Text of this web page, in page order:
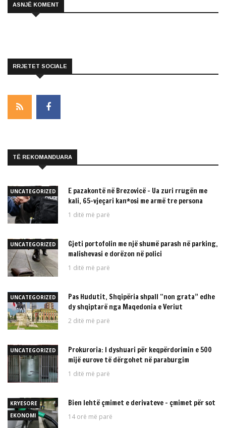
ASNJË KOMENT
RRJETET SOCIALE
TË REKOMANDUARA
UNCATEGORIZED
E pazakontë në Brezovicë – Ua zuri rrugën me
kali, 65-vjeçari kan*osi me armë tre persona
1 ditë më parë
UNCATEGORIZED
Gjeti portofolin me një shumë parash në parking,
malishevasi e dorëzon në polici
1 ditë më parë
UNCATEGORIZED
Pas Hudutit, Shqipëria shpall “non grata” edhe
dy shqiptarë nga Maqedonia e Veriut
2 ditë më parë
UNCATEGORIZED
Prokuroria: I dyshuari për keqpërdorimin e 500
mijë eurove të dërgohet në paraburgim
1 ditë më parë
KRYESORE
EKONOMI
Bien lehtë çmimet e derivateve – çmimet për sot
14 orë më parë